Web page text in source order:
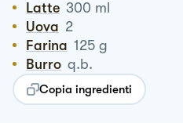
Latte 300 ml
Uova 2
Farina 125 g
Burro q.b.
Copia ingredienti